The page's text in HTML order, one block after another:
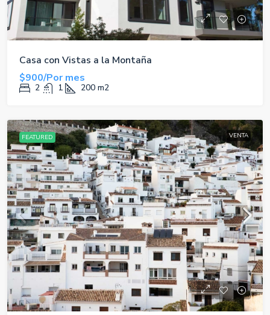
Casa con Vistas a la Montaña
$900/Por mes
2 1 200 m2
FEATURED VENTA